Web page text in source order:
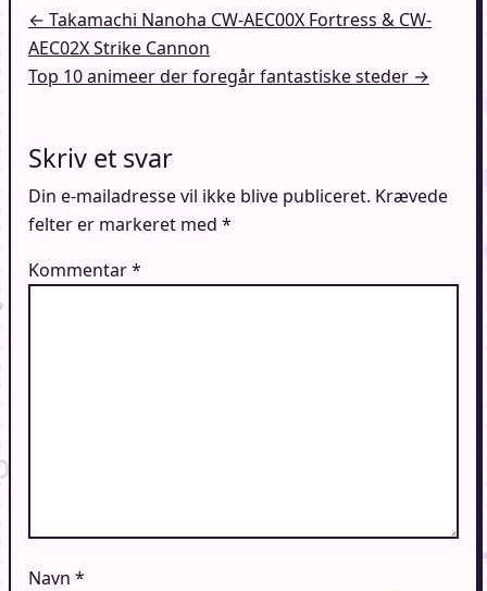
Indlægsnavigation
← Takamachi Nanoha CW-AEC00X Fortress & CW-
AEC02X Strike Cannon
Top 10 animeer der foregår fantastiske steder →
Skriv et svar
Din e-mailadresse vil ikke blive publiceret. Krævede
felter er markeret med *
Kommentar*
Navn *